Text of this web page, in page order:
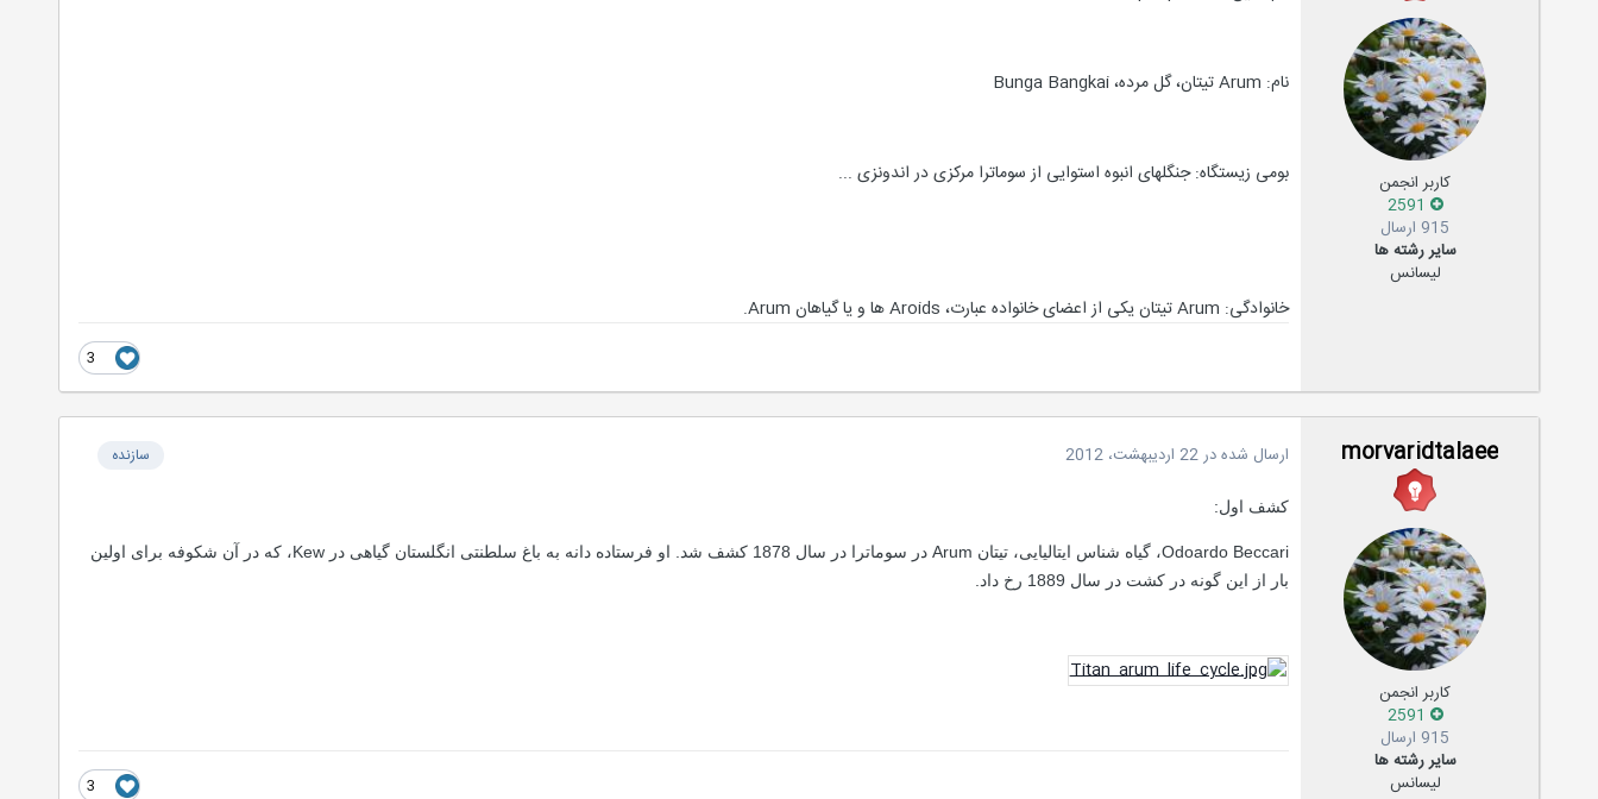
کاربر انجمن
915 ارسال
سایر رشته ها
لیسانس
نام: Arum تیتان، گل مرده، Bunga Bangkai
بومی زیستگاه: جنگلهای انبوه استوایی از سوماترا مرکزی در اندونزی ...
خانوادگی: Arum تیتان یکی از اعضای خانواده عبارت، Aroids ها و یا گیاهان Arum.
3
morvaridtalaee
کاربر انجمن
915 ارسال
سایر رشته ها
لیسانس
سازنده ارسال شده در22 اردیبهشت، 2012
کشف اول:
Odoardo Beccari، گیاه شناس ایتالیایی، تیتان Arum در سوماترا در سال 1878 کشف شد. او فرستاده دانه به باغ سلطنتی انگلستان گیاهی در Kew، که در آن شکوفه برای اولین
بار از این گونه در کشت در سال 1889 رخ داد.
3